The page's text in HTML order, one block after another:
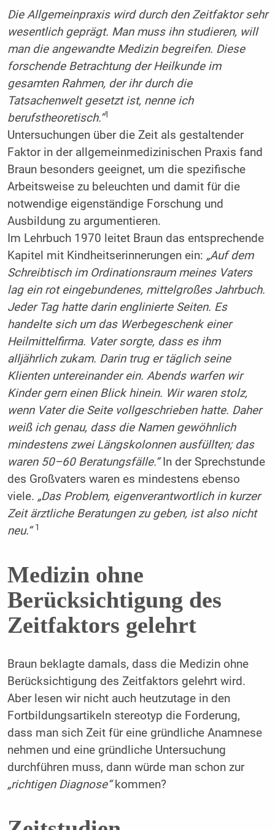
Die Allgemeinpraxis wird durch den Zeitfaktor sehr
wesentlich geprägt. Man muss ihn studieren, will
man die angewandte Medizin begreifen. Diese
forschende Betrachtung der Heilkunde im
gesamten Rahmen, der ihr durch die
Tatsachenwelt gesetzt ist, nenne ich
berufstheoretisch.“1
Untersuchungen über die Zeit als gestaltender
Faktor in der allgemeinmedizinischen Praxis fand
Braun besonders geeignet, um die spezifische
Arbeitsweise zu beleuchten und damit für die
notwendige eigenständige Forschung und
Ausbildung zu argumentieren.
Im Lehrbuch 1970 leitet Braun das entsprechende
Kapitel mit Kindheitserinnerungen ein: „Auf dem
Schreibtisch im Ordinationsraum meines Vaters
lag ein rot eingebundenes, mittelgroßes Jahrbuch.
Jeder Tag hatte darin englinierte Seiten. Es
handelte sich um das Werbegeschenk einer
Heilmittelfirma. Vater sorgte, dass es ihm
alljährlich zukam. Darin trug er täglich seine
Klienten untereinander ein. Abends warfen wir
Kinder gern einen Blick hinein. Wir waren stolz,
wenn Vater die Seite vollgeschrieben hatte. Daher
weiß ich genau, dass die Namen gewöhnlich
mindestens zwei Längskolonnen ausfüllten; das
waren 50–60 Beratungsfälle.“In der Sprechstunde
des Großvaters waren es mindestens ebenso
viele. „Das Problem, eigenverantwortlich in kurzer
Zeit ärztliche Beratungen zu geben, ist also nicht
neu.“ 1
Medizin ohne
Berücksichtigung des
Zeitfaktors gelehrt
Braun beklagte damals, dass die Medizin ohne
Berücksichtigung des Zeitfaktors gelehrt wird.
Aber lesen wir nicht auch heutzutage in den
Fortbildungsartikeln stereotyp die Forderung,
dass man sich Zeit für eine gründliche Anamnese
nehmen und eine gründliche Untersuchung
durchführen muss, dann würde man schon zur
„richtigen Diagnose“kommen?